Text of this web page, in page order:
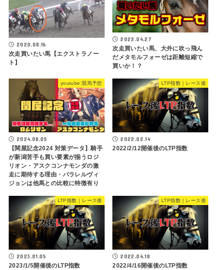
2020.08.16
次走買いたい馬【エクストラノー
ト】
2022.04.27
次走買いたい馬、大外に吹っ飛ん
だメタモルフォーゼは距離短縮で
買いか！？
youtube:競馬予想
2024.08.05
【関屋記念2024 対策データ】騎手
が新潟苦手も買い要素が揃うロジ
リオン・アスクコンナモンダの激
走に期待する理由・パラレルヴィ
ジョンは他馬との比較に特徴有り
LTP指数｜レース後
2022.02.14
2022/2/12開催後のLTP指数
LTP指数｜レース後
2023.01.05
2023/1/5開催後のLTP指数
LTP指数｜レース後
2022.04.18
2022/4/16開催後のLTP指数